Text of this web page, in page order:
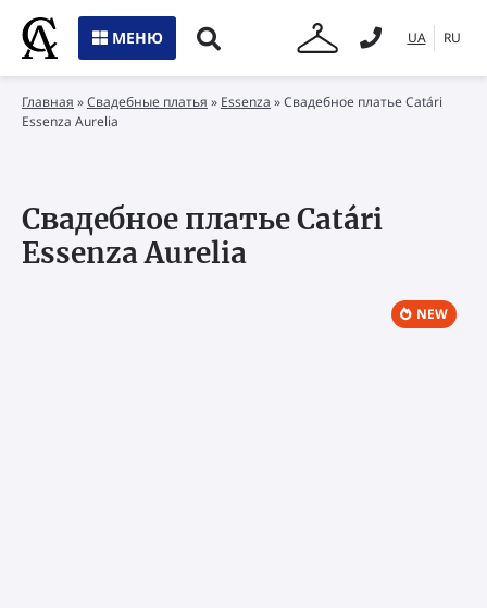
МЕНЮ UA RU
Главная »Свадебные платья » Essenza »Свадебное платье Catári
Essenza Aurelia
Свадебное платье Catári
Essenza Aurelia
NEW